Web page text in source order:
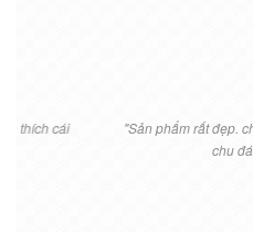
"Sản phẩm rất đẹp. chuyển phát
chu đáo. 5 sao
Thanh